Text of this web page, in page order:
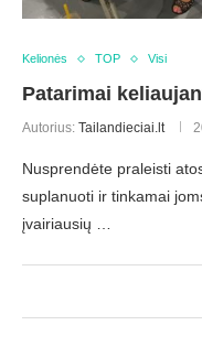
Kelionės TOP Visi
Patarimai
Autorius: Tailandieciai.lt
Nusprendėte praleisti
suplanuoti ir tinkamai
įvairiausių …